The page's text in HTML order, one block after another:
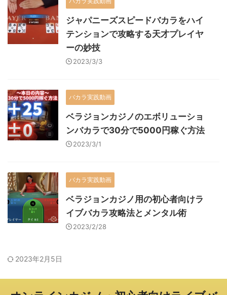
ジャパニーズスピードバカラをハイ
テンションで攻略する天才プレイヤ
ーの妙技
2023/3/3
バカラ実践動画
ベラジョンカジノのエボリューショ
ンバカラで30分で5000円稼ぐ方法
2023/3/1
バカラ実践動画
ベラジョンカジノ用の初心者向けラ
イブバカラ攻略法とメンタル術
2023/2/28
2023年2月5日